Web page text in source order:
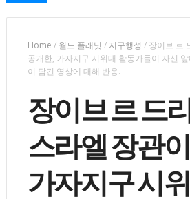
Home / 월드 플래닛 / 지구행성 / 장이브 르
공개한, 가자지구 시위대 활동가들이 자신
이 담긴 영상에 대해 반응.
장이브 르 드
스라엘 장관
가자지구 시